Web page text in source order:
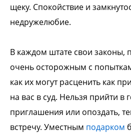
щеку. Спокойствие и
недружелюбие.
В каждом штате свои законы,
очень осторожным с
как их могут расценить как
на вас в суд. Нельзя прийти в
приглашения или опоздать,
встречу. Уместным подарком